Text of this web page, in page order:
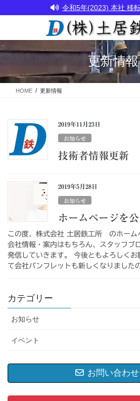
ン
ツ
動
ビ
シ
に
令和5年(2023) 本社 移
更新情報
HOME 更新情報
2019年11月23日
お知らせ
技術者情報更新
2019年5月28日
お知らせ
ホームページを公
この度、株式会社 土居鉄工所 のホーム
会社情報・案内はもちろん、スタッフブ
発信していきます。 今後ともよろしく
て会社パンフレットも新しくなりまし
カテゴリー
お知らせ
イベント
お問い合わせ